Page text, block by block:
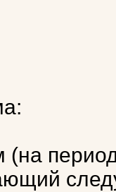
(на